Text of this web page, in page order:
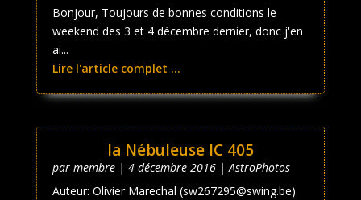
Bonjour, Toujours de bonnes conditions le
weekend des 3 et 4 décembre dernier, donc j'en
ai...
Lire l'article complet ...
la Nébuleuse IC 405
par membre| 4 décembre 2016|AstroPhotos
Auteur: Olivier Marechal (sw267295@swing.be)